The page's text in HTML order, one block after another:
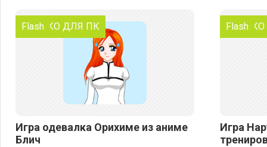
ТОЛЬКО ДЛЯ ПК
Flash
Игра одевалка Орихиме из аниме
Блич
Flash
Игра